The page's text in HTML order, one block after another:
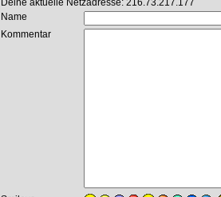
Deine aktuelle Netzadresse: 216.73.217.177
Name
Kommentar